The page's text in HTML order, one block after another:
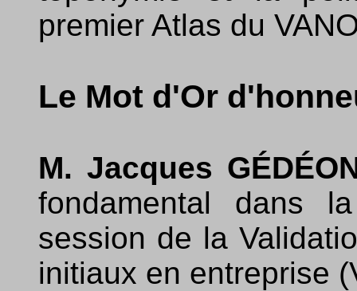
premier Atlas du
Le Mot d'Or
M. Jacques
fondamental dans
session de la
initiaux en entreprise